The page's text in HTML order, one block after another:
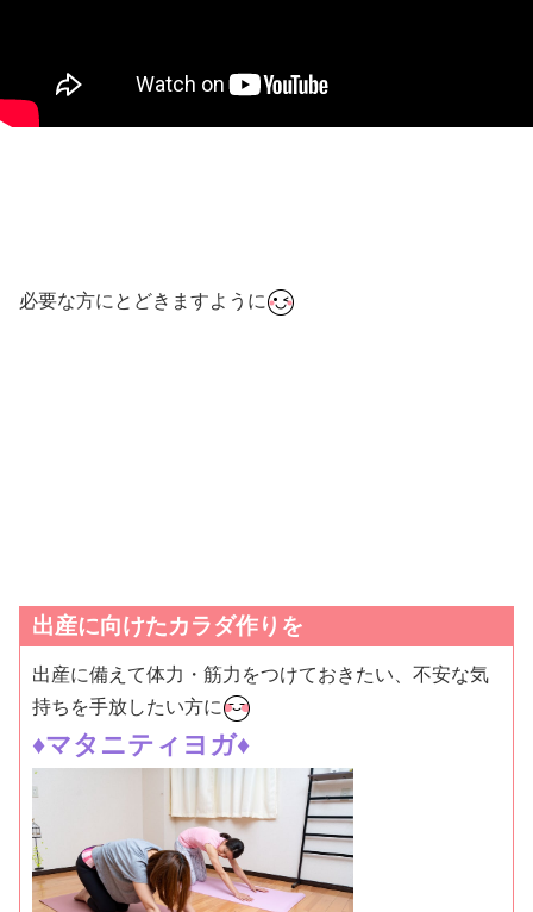
必要な方にとどきますように
出産に向けたカラダ作りを
出産に備えて体力・筋力をつけておきたい、不安な気
持ちを手放したい方に
♦マタニティヨガ♦